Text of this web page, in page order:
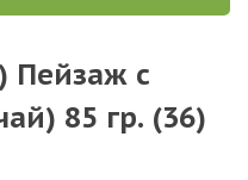
Пейзаж с
85 гр. (36)